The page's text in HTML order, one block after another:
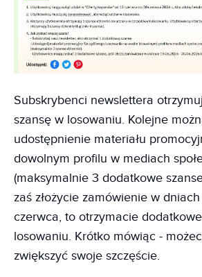
Subskrybenci newslettera
szansę w losowaniu. Kolejne
udostępnienie materiału
dowolnym profilu w mediach
(maksymalnie 3 dodatkowe
zaś złożycie zamówienie w
czerwca, to otrzymacie
losowaniu. Krótko mówiąc -
zwiększyć swoje szczęście.